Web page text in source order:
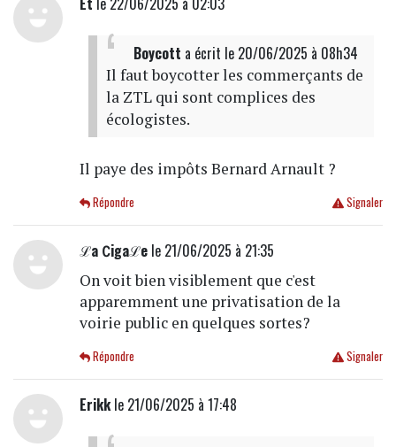
Boycott a écrit le 20/06/2025 à 08h34
Il faut boycotter les commerçants de
la ZTL qui sont complices des
écologistes.
Il paye des impôts Bernard Arnault ?
Signaler
Répondre
ℒa ∁igaℒele 21/06/2025 à 21:35
On voit bien visiblement que c'est
apparemment une privatisation de la
voirie public en quelques sortes?
Signaler
Répondre
Erikkle 21/06/2025 à 17:48